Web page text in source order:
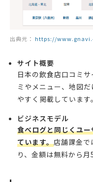
出典元： https://
サイト概要
日本の飲食店口コミ
ミやメニュー、地図
やすく掲載しています。
ビジネスモデル
食べログと同じくユ
ています。店舗課金で
り、金額は無料から